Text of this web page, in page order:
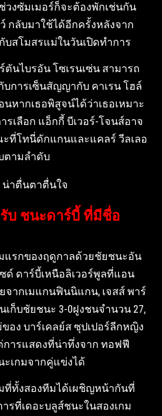
งซัมเมอร์ก็จะต้องพักเช่นกัน
กลับมาใช้ได้อีกครั้งหลังจาก
สโมสรแม่ในวันเปิดทำการ
ตันไบรอัน โซเรนเซ่น สามารถ
บการเซ็นสัญญากับ คาเรน โฮล์
หากเธอพิสูจน์ได้ว่าเธอเหมาะ
รเลือก แอ็กกี้ บีเวอร์-โจนส์อาจ
ที่โทนี่ดักแกนและแคลร์ วีลเลอ
ตามลำดับ
บ ชนะดาร์บี้ ที่มีชื่อ
แรกของฤดูกาลด้วยชัยชนะอัน
ด์ ดาร์บี้เหนือลิเวอร์พูลที่แอน
จากเมแกนฟินนิแกน, เจสส์ พาร์
ก็บชัยชนะ 3-0ฝูงชนจำนวน 27,
อง บาร์เคลย์ส ซุปเปอร์ลีกหญิง
การแสดงที่น่าทึ่งจาก ทอฟฟี
ะเกมจากคู่แข่งได้
ที่ทั้งสองทีมได้เผชิญหน้ากันที่
รที่เดอะบลูส์ชนะในสองเกม